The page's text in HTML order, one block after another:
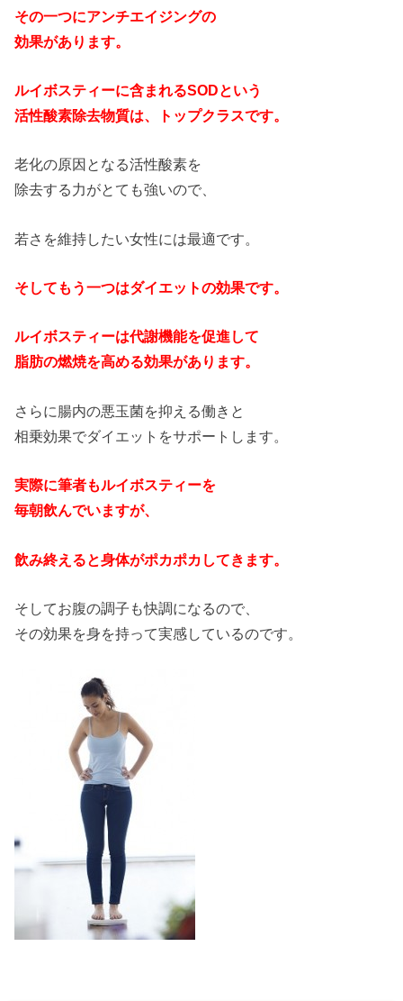
その一つにアンチエイジングの
効果があります。
ルイボスティーに含まれるSODという
活性酸素除去物質は、トップクラスです。
老化の原因となる活性酸素を
除去する力がとても強いので、
若さを維持したい女性には最適です。
そしてもう一つはダイエットの効果です。
ルイボスティーは代謝機能を促進して
脂肪の燃焼を高める効果があります。
さらに腸内の悪玉菌を抑える働きと
相乗効果でダイエットをサポートします。
実際に筆者もルイボスティーを
毎朝飲んでいますが、
飲み終えると身体がポカポカしてきます。
そしてお腹の調子も快調になるので、
その効果を身を持って実感しているのです。